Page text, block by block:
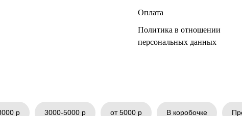
Оплата
Политика в отношении
персональных данных
р 3000-5000 р от 5000 р В коробочке